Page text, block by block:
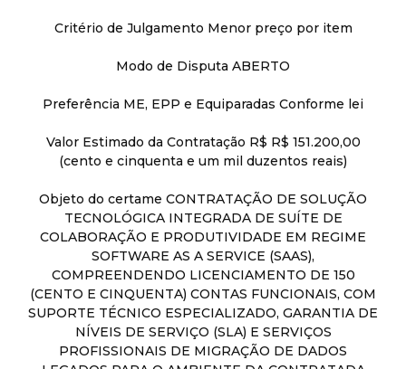
Critério de Julgamento Menor preço por item
Modo de Disputa ABERTO
Preferência ME, EPP e Equiparadas Conforme lei
Valor Estimado da Contratação R$ R$ 151.200,00
(cento e cinquenta e um mil duzentos reais)
Objeto do certame CONTRATAÇÃO DE SOLUÇÃO
TECNOLÓGICA INTEGRADA DE SUÍTE DE
COLABORAÇÃO E PRODUTIVIDADE EM REGIME
SOFTWARE AS A SERVICE (SAAS),
COMPREENDENDO LICENCIAMENTO DE 150
(CENTO E CINQUENTA) CONTAS FUNCIONAIS, COM
SUPORTE TÉCNICO ESPECIALIZADO, GARANTIA DE
NÍVEIS DE SERVIÇO (SLA) E SERVIÇOS
PROFISSIONAIS DE MIGRAÇÃO DE DADOS